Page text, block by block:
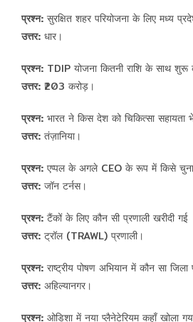
प्रश्न:सुरक्षित शहर परियोजना के लिए मध्य
उत्तर:धार।
प्रश्न:TDIP योजना कितनी राशि के साथ शुरू
उत्तर:₹203 करोड़।
प्रश्न:भारत ने किस देश को चिकित्सा सहायता
उत्तर:तंज़ानिया।
प्रश्न:एप्पल के अगले CEO के रूप में किसे
उत्तर:जॉन टर्नस।
प्रश्न:टैंकों के लिए कौन सी प्रणाली खरीदी गई
उत्तर:ट्रॉल (TRAWL) प्रणाली।
प्रश्न:राष्ट्रीय पोषण अभियान में कौन सा
उत्तर:अहिल्यानगर।
प्रश्न:ओडिशा में नया प्लैनेटेरियम कहाँ खोला